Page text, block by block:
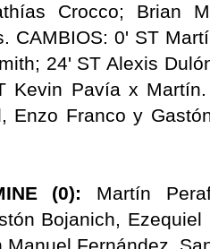
Crocco; Brian
CAMBIOS: 0' ST
24' ST Alexis
Kevin Pavía x Martín.
Enzo Franco y
(0):
Martín
Bojanich,